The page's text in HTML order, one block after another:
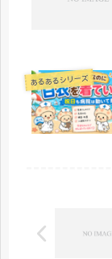
あるあるシリーズ